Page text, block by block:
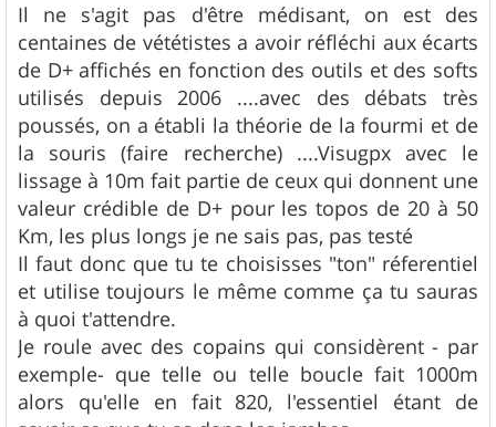
a
g
e
Il ne s'agit pas d'être médisant, on est des
centaines de vététistes a avoir réfléchi aux écarts
de D+ affichés en fonction des outils et des softs
utilisés depuis 2006 ....avec des débats très
poussés, on a établi la théorie de la fourmi et de
la souris (faire recherche) ....Visugpx avec le
lissage à 10m fait partie de ceux qui donnent une
valeur crédible de D+ pour les topos de 20 à 50
Km, les plus longs je ne sais pas, pas testé
Il faut donc que tu te choisisses "ton" réferentiel
et utilise toujours le même comme ça tu sauras
à quoi t'attendre.
Je roule avec des copains qui considèrent - par
exemple- que telle ou telle boucle fait 1000m
alors qu'elle en fait 820, l'essentiel étant de